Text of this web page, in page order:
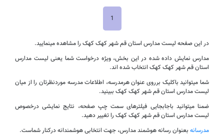
1
در این صفحه لیست مدارس استان قم شهر کهک کهک را مشاهده مینمایید.
مدارس نمایش داده شده در این بخش، ویژه درخواست شما یعنی لیست مدارس
استان قم شهر کهک کهک انتخاب شده اند.
شما میتوانید باکلیک برروی عنوان هرمدرسه، اطلاعات مدرسه موردنظرتان را از میان
لیست مدارس استان قم شهر کهک کهک ببینید.
ضمنا میتوانید باجابجایی فیلترهای سمت چپ صفحه، نتایج نمایشی درخصوص
لیست مدارس استان قم شهر کهک کهک را تغییر دهید.
مدرسانه بعنوان رسانه هوشمند مدارس، جهت انتخابی هوشمندانه درکنار شماست.